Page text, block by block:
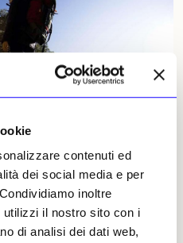
contenuti ed
dei social media e per
inoltre
il nostro sito con i
di analisi dei dati web,
Francesco»: ha
km